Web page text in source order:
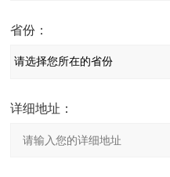
省份：
详细地址：